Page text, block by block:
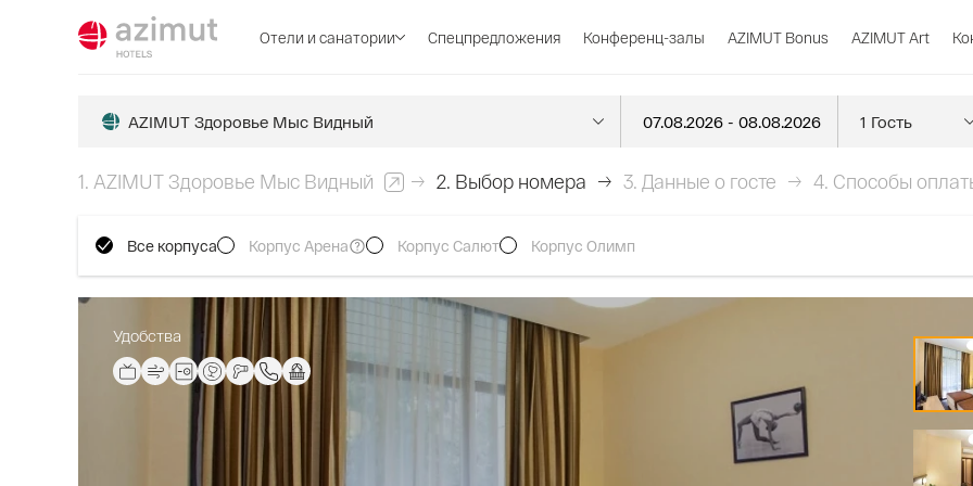
Отели и санатории Спецпредложения Конференц-залы AZIMUT Bonus AZIMUT Art
AZIMUT Здоровье Мыс Видный
1. AZIMUT Здоровье Мыс Видный 2. Выбор номера 3. Данные о госте 4. Способы
Все корпуса Корпус Арена Корпус Салют Корпус Олимп
Удобства